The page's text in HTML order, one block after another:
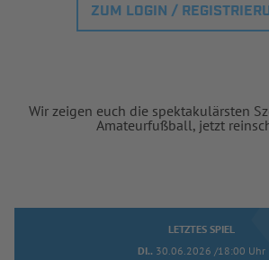
ZUM LOGIN /
Wir zeigen euch die spektakulärsten
Amateurfußball, jetzt
LETZTES SPIEL
DI.. 30.06.2026 /18:00 Uhr